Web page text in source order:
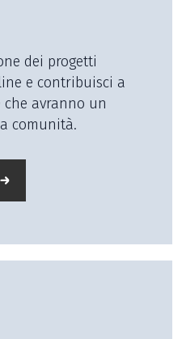
dei progetti
e contribuisci a
avranno un
comunità.